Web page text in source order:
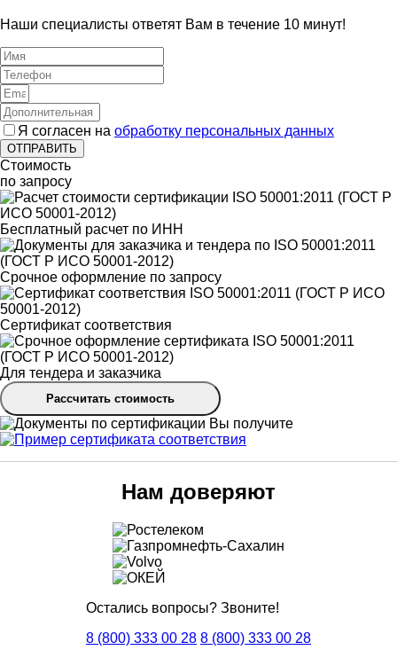
Наши специалисты ответят Вам в течение 10 минут!
Я согласен на обработку персональных данных
ОТПРАВИТЬ
Стоимость
по запросу
Бесплатный расчет по ИНН
Срочное оформление по запросу
Сертификат соответствия
Для тендера и заказчика
Рассчитать стоимость
Вы получите
Нам доверяют
Остались вопросы? Звоните!
8 (800) 333 00 28 8 (800) 333 00 28